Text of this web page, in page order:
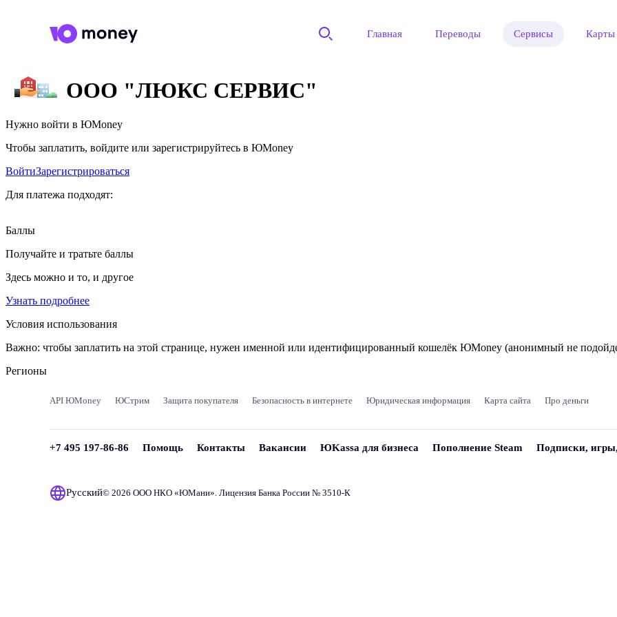
Главная Переводы Сервисы Карты
ООО "ЛЮКС СЕРВИС"
Нужно войти в ЮMoney
Чтобы заплатить, войдите или зарегистрируйтесь в ЮMoney
ВойтиЗарегистрироваться
Для платежа подходят:
Баллы
Получайте и тратьте баллы
Здесь можно и то, и другое
Узнать подробнее
Условия использования
Важно: чтобы заплатить на этой странице, нужен именной или идентифицированный кошелёк ЮMoney (анонимный не
Регионы
API ЮMoney ЮСтрим Защита покупателя Безопасность в интернете Юридическая информация Карта сайта Про деньги
+7 495 197-86-86 Помощь Контакты Вакансии ЮKassa для бизнеса Пополнение Steam Подписки,
Русский© 2026 ООО НКО «ЮМани». Лицензия Банка России № 3510‑К